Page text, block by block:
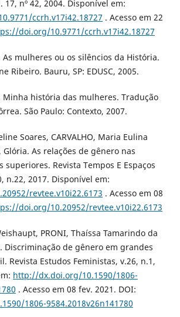
17, nº 42, 2004. Disponível em:
ccrh.v17i42.18727 . Acesso em 22
doi.org/10.9771/ccrh.v17i42.18727
As mulheres ou os silêncios da História.
Ribeiro. Bauru, SP: EDUSC, 2005.
Minha história das mulheres. Tradução
São Paulo: Contexto, 2007.
Soares, CARVALHO, Maria Eulina
Glória. As relações de gênero nas
superiores. Revista Tempos E Espaços
n.22, 2017. Disponível em:
revtee.v10i22.6173 . Acesso em 08
doi.org/10.20952/revtee.v10i22.6173
PRONI, Thaíssa Tamarindo da
Discriminação de gênero em grandes
Revista Estudos Feministas, v.26, n.1,
http://dx.doi.org/10.1590/1806-
. Acesso em 08 fev. 2021. DOI:
1806-9584.2018v26n141780